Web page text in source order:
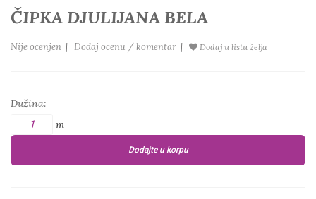
ČIPKA DJULIJANA BELA
Nije ocenjen | Dodaj ocenu / komentar | Dodaj u listu želja
Dužina:
m
Dodajte u korpu